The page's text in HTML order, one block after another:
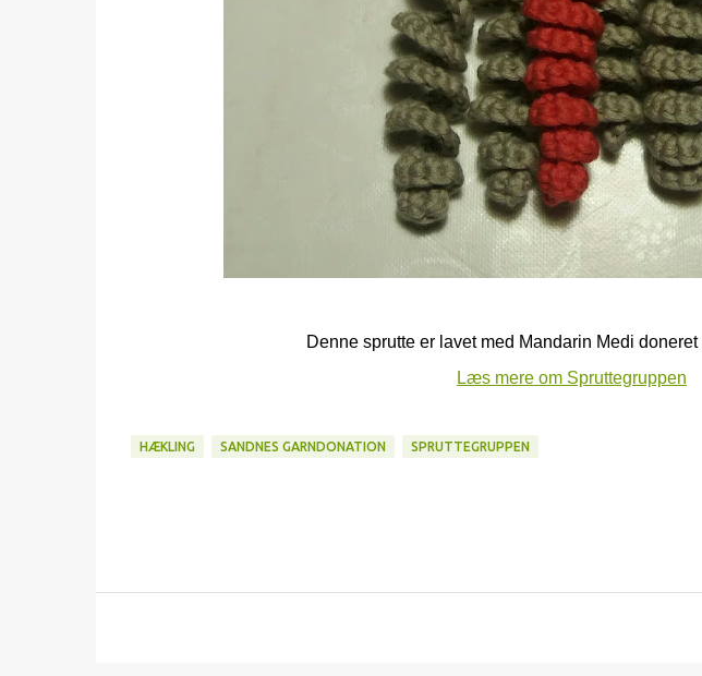
Denne sprutte er lavet med Mandarin Medi
Læs mere om Spruttegruppen
HÆKLING SANDNES GARNDONATION SPRUTTEGRUPPEN